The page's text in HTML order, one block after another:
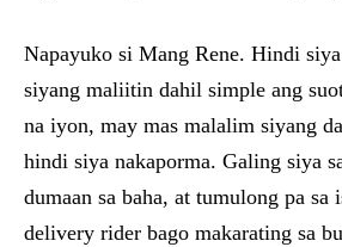
Napayuko si Mang Rene. Hindi
siyang maliitin dahil simple ang
na iyon, may mas malalim siyang
hindi siya nakaporma. Galing siya
dumaan sa baha, at tumulong pa sa
delivery rider bago makarating sa